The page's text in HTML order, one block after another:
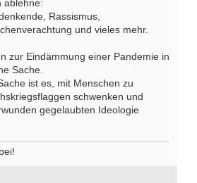
ablehne:
Rassismus,
und vieles mehr.
zur Eindämmung einer Pandemie in
Sache.
ist es, mit Menschen zu
schwenken und
gegelaubten Ideologie